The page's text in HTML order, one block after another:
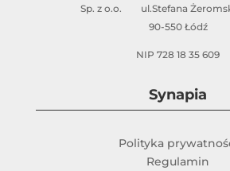
Sp. z o.o. ul.Stefana
90-550 Łódź
NIP 728 18 35 609
Synapia
Polityka
Regulamin